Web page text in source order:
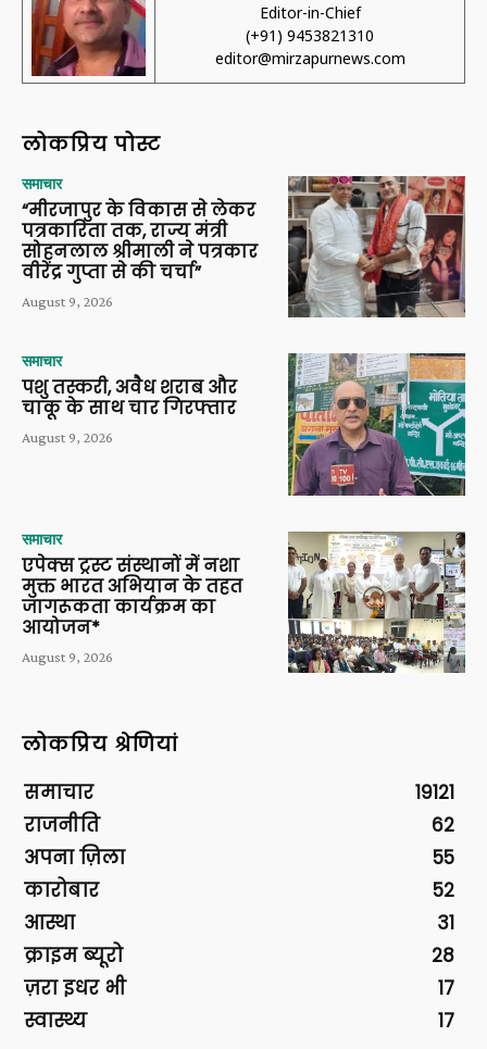
Editor-in-Chief
(+91) 9453821310
editor@mirzapurnews.com
लोकप्रिय पोस्ट
समाचार
“मीरजापुर के विकास से लेकर
पत्रकारिता तक, राज्य मंत्री
सोहनलाल श्रीमाली ने पत्रकार
वीरेंद्र गुप्ता से की चर्चा”
August 9, 2026
समाचार
पशु तस्करी, अवैध शराब और
चाकू के साथ चार गिरफ्तार
August 9, 2026
समाचार
एपेक्स ट्रस्ट संस्थानों में नशा
मुक्त भारत अभियान के तहत
जागरूकता कार्यक्रम का
आयोजन*
August 9, 2026
लोकप्रिय श्रेणियां
समाचार
19121
राजनीति
62
अपना ज़िला
55
कारोबार
52
आस्था
31
क्राइम ब्यूरो
28
ज़रा इधर भी
17
स्वास्थ्य
17